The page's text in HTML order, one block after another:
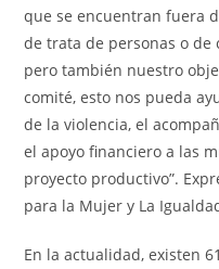
que se encuentran fuera
de trata de personas o
pero también nuestro
comité, esto nos pueda
de la violencia, el
el apoyo financiero a las
proyecto productivo”.
para la Mujer y La
En la actualidad, existen